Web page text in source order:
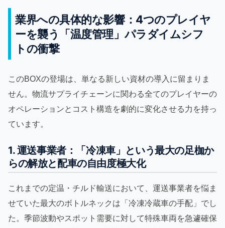
業界への具体的な影響：4つのプレイヤ
ーを襲う「温度管理」パラダイムシフ
トの衝撃
このBOXの登場は、単なる新しい資材の導入に留まりま
せん。物流サプライチェーンに関わる全てのプレイヤーの
オペレーションとコスト構造を劇的に変化させる力を持っ
ています。
1. 運送事業者：「冷凍車」という最大の足枷か
らの解放と配車の自由度極大化
これまでの定温・チルド輸送において、運送事業者を悩ま
せていた最大のボトルネックは「冷凍冷蔵車の手配」でし
た。季節波動やスポット需要に対して特殊車両を急遽確保